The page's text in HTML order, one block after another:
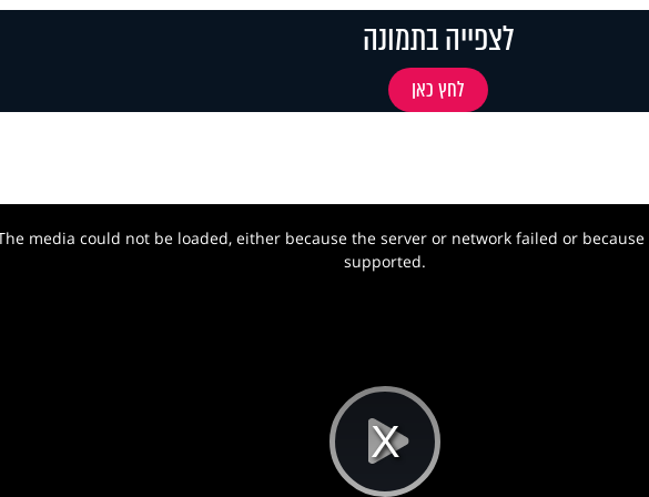
לצפייה בתמונה
לחץ כאן
media could not be loaded, either because the server or network failed or
supported.